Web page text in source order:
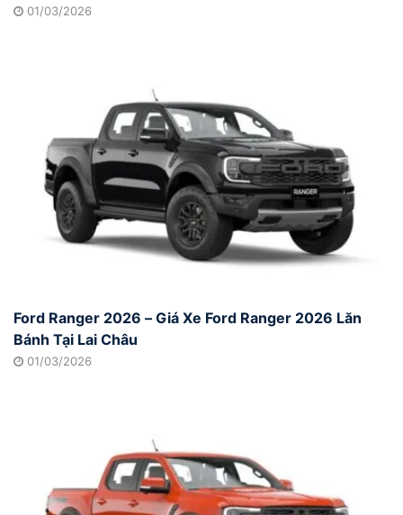
01/03/2026
Ford Ranger 2026 – Giá Xe Ford Ranger 2026 Lăn
Bánh Tại Lai Châu
01/03/2026